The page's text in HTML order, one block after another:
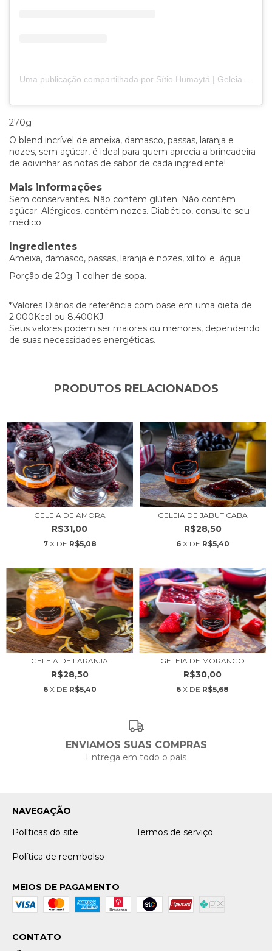
Uma publicação compartilhada por Sítio Humaytá | Geleias Artesanais (@sitiohumayta)
270g
O blend incrível de ameixa, damasco, passas, laranja e
nozes, sem açúcar, é ideal para quem aprecia a brincadeira
de adivinhar as notas de sabor de cada ingrediente!
Mais informações
Sem conservantes. Não contém glúten. Não contém
açúcar. Alérgicos, contém nozes. Diabético, consulte seu
médico
Ingredientes
Ameixa, damasco, passas, laranja e nozes, xilitol e água
Porção de 20g: 1 colher de sopa.
*Valores Diários de referência com base em uma dieta de
2.000Kcal ou 8.400KJ.
Seus valores podem ser maiores ou menores, dependendo
de suas necessidades energéticas.
PRODUTOS RELACIONADOS
GELEIA DE AMORA
R$31,00
7 X DE R$5,08
GELEIA DE JABUTICABA
R$28,50
6 X DE R$5,40
GELEIA DE LARANJA
R$28,50
6 X DE R$5,40
GELEIA DE MORANGO
R$30,00
6 X DE R$5,68
ENVIAMOS SUAS COMPRAS
Entrega em todo o país
NAVEGAÇÃO
Políticas do site
Termos de serviço
Política de reembolso
MEIOS DE PAGAMENTO
CONTATO